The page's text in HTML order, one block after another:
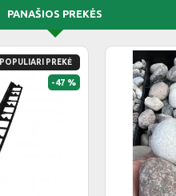
PANAŠIOS PREKĖS
POPULIARI PREKĖ
-47 %